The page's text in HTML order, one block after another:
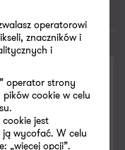
Poproś o kontakt
operatorowi
znaczników i
i
operator strony
cookie w celu
jest
ją wycofać. W celu
„więcej opcji”.